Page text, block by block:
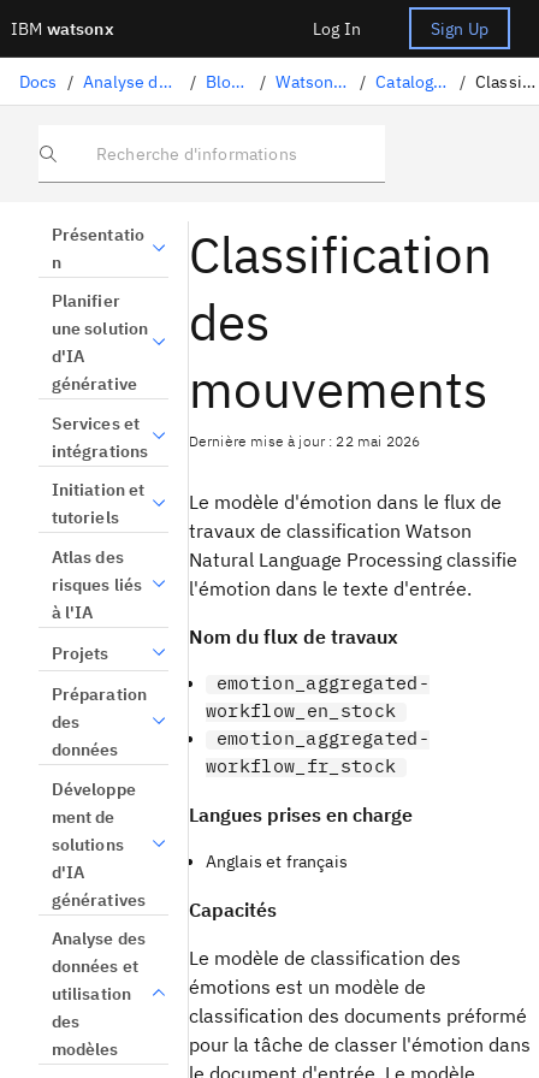
IBM watsonx Log In Sign Up
Docs / Analyse des données et utilisation des modèles / Blocs-notes et scripts / Watson Natural Language Processing / Catalogue de tâches de bibliothèque / Classification des mouvements
Recherche d'informations
Présentatio
n
Planifier
une solution
d'IA
générative
Services et
intégrations
Initiation et
tutoriels
Atlas des
risques liés
à l'IA
Projets
Préparation
des
données
Développe
ment de
solutions
d'IA
génératives
Analyse des
données et
utilisation
des
modèles
Classification
des
mouvements
Dernière mise à jour : 22 mai 2026
Le modèle d'émotion dans le flux de
travaux de classification Watson
Natural Language Processing classifie
l'émotion dans le texte d'entrée.
Nom du flux de travaux
emotion_aggregated-
workflow_en_stock
emotion_aggregated-
workflow_fr_stock
Langues prises en charge
Anglais et français
Capacités
Le modèle de classification des
émotions est un modèle de
classification des documents préformé
pour la tâche de classer l'émotion dans